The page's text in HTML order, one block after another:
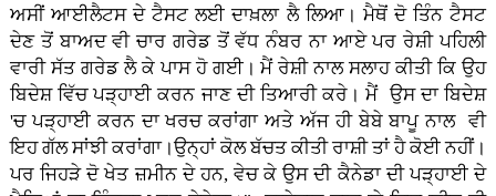
ਅਸੀਂ ਆਈਲੈਟਸ ਦੇ ਟੈਸਟ ਲਈ ਦਾਖ਼ਲਾ ਲੈ ਲਿਆ। ਮੈਥੋਂ ਦੋ ਤਿੰਨ ਟੈਸਟ
ਦੇਣ ਤੋਂ ਬਾਅਦ ਵੀ ਚਾਰ ਗਰੇਡ ਤੋਂ ਵੱਧ ਨੰਬਰ ਨਾ ਆਏ ਪਰ ਰੇਸ਼ੀ ਪਹਿਲੀ
ਵਾਰੀ ਸੱਤ ਗਰੇਡ ਲੈ ਕੇ ਪਾਸ ਹੋ ਗਈ। ਮੈਂ ਰੇਸ਼ੀ ਨਾਲ ਸਲਾਹ ਕੀਤੀ ਕਿ ਉਹ
ਬਿਦੇਸ਼ ਵਿੱਚ ਪੜ੍ਹਾਈ ਕਰਨ ਜਾਣ ਦੀ ਤਿਆਰੀ ਕਰੇ। ਮੈਂ ਉਸ ਦਾ ਬਿਦੇਸ਼
'ਚ ਪੜ੍ਹਾਈ ਕਰਨ ਦਾ ਖਰਚ ਕਰਾਂਗਾ ਅਤੇ ਅੱਜ ਹੀ ਬੇਬੇ ਬਾਪੂ ਨਾਲ ਵੀ
ਇਹ ਗੱਲ ਸਾਂਝੀ ਕਰਾਂਗਾ।ਉਨ੍ਹਾਂ ਕੋਲ ਬੱਚਤ ਕੀਤੀ ਰਾਸ਼ੀ ਤਾਂ ਹੈ ਕੋਈ ਨਹੀਂ।
ਪਰ ਜਿਹੜੇ ਦੋ ਖੇਤ ਜ਼ਮੀਨ ਦੇ ਹਨ, ਵੇਚ ਕੇ ਉਸ ਦੀ ਕੈਨੇਡਾ ਦੀ ਪੜ੍ਹਾਈ ਦੇ